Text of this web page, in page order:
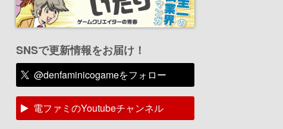
SNSで更新情報をお届け！
@denfaminicogameをフォロー
電ファミのYoutubeチャンネル